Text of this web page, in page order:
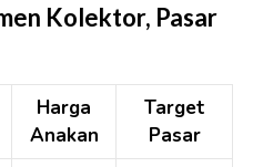
Kolektor, Pasar
Harga
Anakan
Target
Pasar